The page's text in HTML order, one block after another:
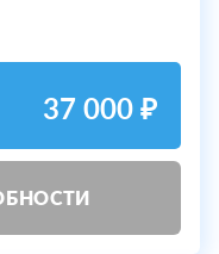
37 000 ₽